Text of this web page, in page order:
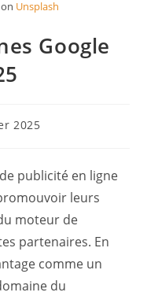
Unsplash
Google
2025
publicité en ligne
leurs
moteur de
partenaires. En
comme un
du